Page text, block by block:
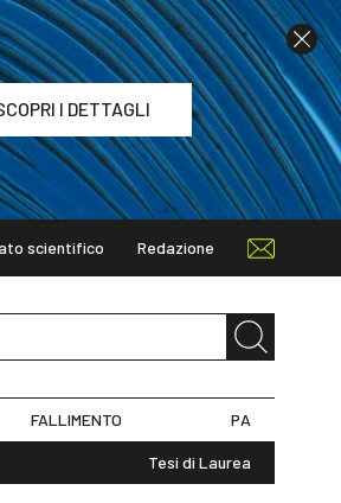
I DETTAGLI
scientifico Redazione
FALLIMENTO PA
Tesi di Laurea